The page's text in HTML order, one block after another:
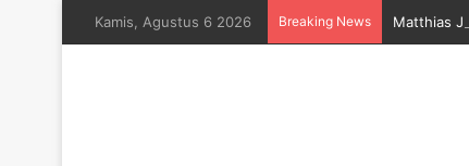
Kamis, Agustus 6 2026 Breaking News Matthias